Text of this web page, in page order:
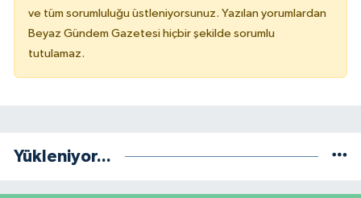
ve tüm sorumluluğu üstleniyorsunuz. Yazılan yorumlardan
Beyaz Gündem Gazetesi hiçbir şekilde sorumlu
tutulamaz.
Yükleniyor...